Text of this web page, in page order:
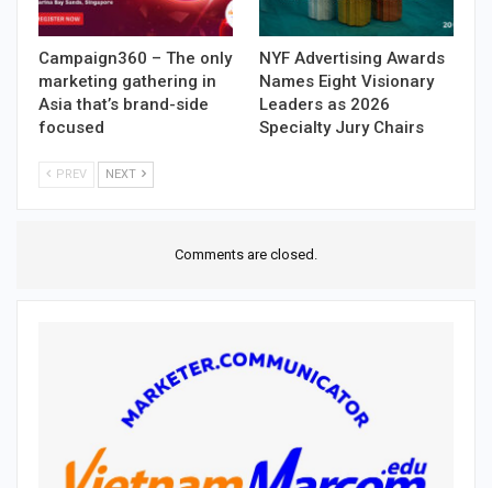
Campaign360 – The only
marketing gathering in
Asia that’s brand-side
focused
NYF Advertising Awards
Names Eight Visionary
Leaders as 2026
Specialty Jury Chairs
PREV NEXT
Comments are closed.